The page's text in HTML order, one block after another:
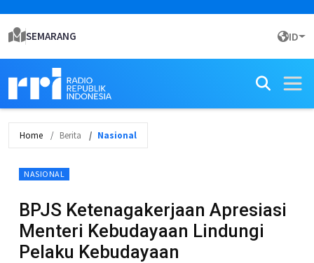
SEMARANG ID
Home Berita Nasional
NASIONAL
BPJS Ketenagakerjaan Apresiasi
Menteri Kebudayaan Lindungi
Pelaku Kebudayaan